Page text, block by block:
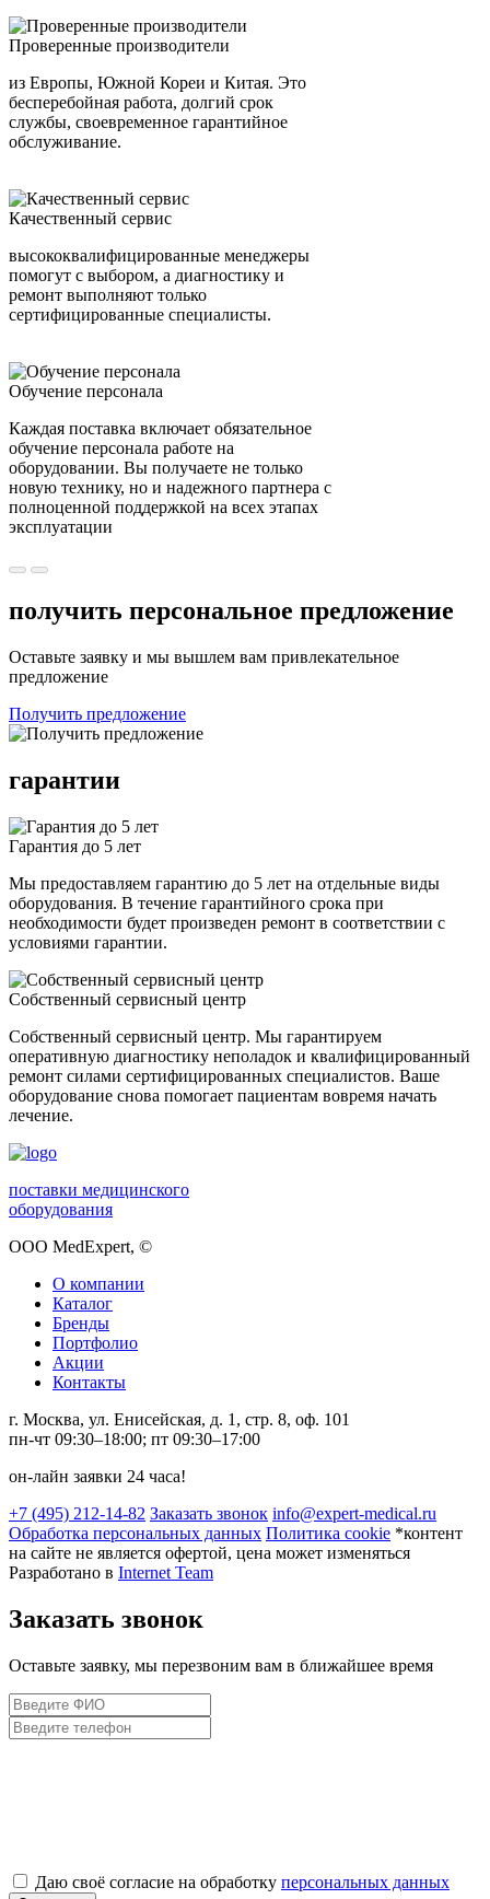
Проверенные производители
из Европы, Южной Кореи и Китая. Это
бесперебойная работа, долгий срок
службы, своевременное гарантийное
обслуживание.
Качественный сервис
высококвалифицированные менеджеры
помогут с выбором, а диагностику и
ремонт выполняют только
сертифицированные специалисты.
Обучение персонала
Каждая поставка включает обязательное
обучение персонала работе на
оборудовании. Вы получаете не только
новую технику, но и надежного партнера с
полноценной поддержкой на всех этапах
эксплуатации
получить персональное предложение
Оставьте заявку и мы вышлем вам привлекательное
предложение
Получить предложение
гарантии
Гарантия до 5 лет
Мы предоставляем гарантию до 5 лет на отдельные виды
оборудования. В течение гарантийного срока при
необходимости будет произведен ремонт в соответствии с
условиями гарантии.
Собственный сервисный центр
Собственный сервисный центр. Мы гарантируем
оперативную диагностику неполадок и квалифицированный
ремонт силами сертифицированных специалистов. Ваше
оборудование снова помогает пациентам вовремя начать
лечение.
поставки медицинского
оборудования
ООО MedExpert, ©
О компании
Каталог
Бренды
Портфолио
Акции
Контакты
г. Москва, ул. Енисейская, д. 1, стр. 8, оф. 101
пн-чт 09:30–18:00; пт 09:30–17:00
он-лайн заявки 24 часа!
+7 (495) 212-14-82 Заказать звонок info@expert-medical.ru
Обработка персональных данных Политика cookie *контент
на сайте не является офертой, цена может изменяться
Разработано в Internet Team
Заказать звонок
Оставьте заявку, мы перезвоним вам в ближайшее время
Даю своё согласие на обработку персональных данных